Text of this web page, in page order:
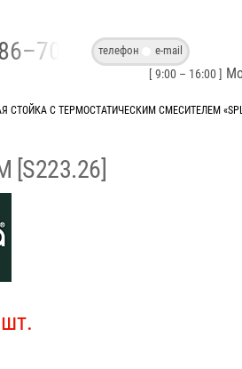
телефон e-mail
[ 9:00 – 16:00 ]
СТОЙКА С ТЕРМОСТАТИЧЕСКИМ СМЕСИТЕЛЕМ